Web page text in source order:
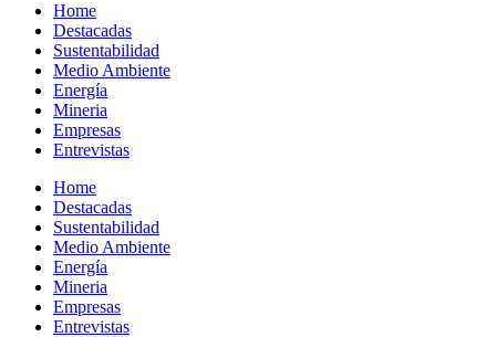
Home
Destacadas
Sustentabilidad
Medio Ambiente
Energía
Mineria
Empresas
Entrevistas
Menu
Home
Destacadas
Sustentabilidad
Medio Ambiente
Energía
Mineria
Empresas
Entrevistas